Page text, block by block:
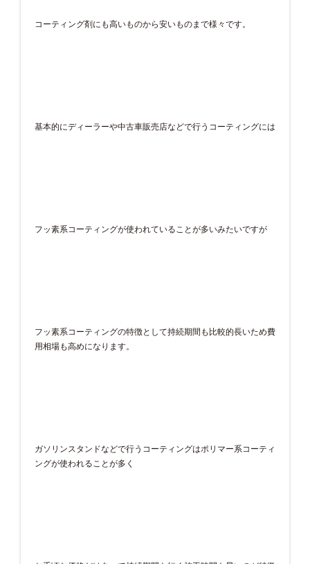
コーティング剤にも高いものから安いものまで様々です。
基本的にディーラーや中古車販売店などで行うコーティングには
フッ素系コーティングが使われていることが多いみたいですが
フッ素系コーティングの特徴として持続期間も比較的長いため費
用相場も高めになります。
ガソリンスタンドなどで行うコーティングはポリマー系コーティ
ングが使われることが多く